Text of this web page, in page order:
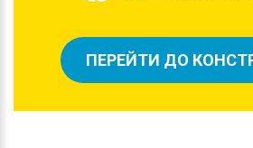
ПЕРЕЙТИ ДО